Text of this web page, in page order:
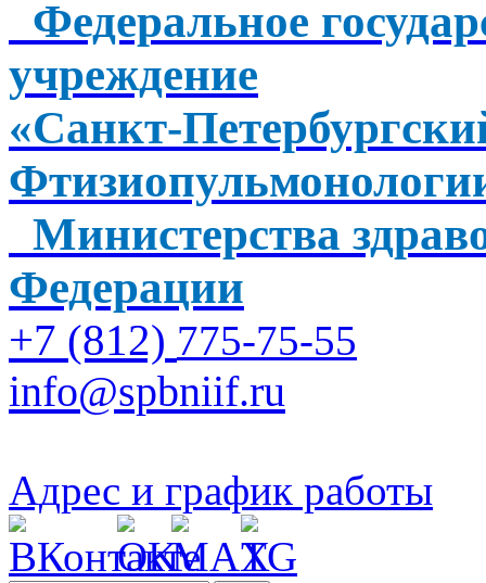
Федеральное
учреждение
«Санкт-
Министерства
Федерации
+7 (812) 775-75-55
info@spbniif.ru
Адрес и график работы